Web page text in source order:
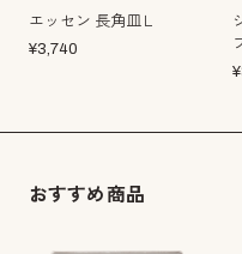
エッセン 長角皿Ｌ
¥3,740
¥
おすすめ商品